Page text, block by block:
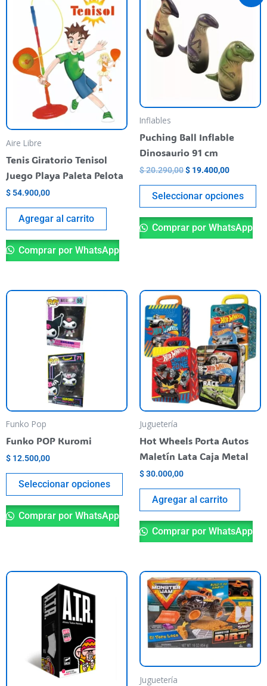
Aire Libre
Tenis Giratorio Tenisol
Juego Playa Paleta Pelota
$ 54.900,00
Agregar al carrito
Comprar por WhatsApp
Inflables
Puching Ball Inflable
Dinosaurio 91 cm
$20.290,00
$ 20.290,00.
$ 19.400,00
Seleccionar opciones
Comprar por WhatsApp
Funko Pop
Funko POP Kuromi
$ 12.500,00
Seleccionar opciones
This
product
multiple
variants.
options
may
chosen
page
Comprar por WhatsApp
Juguetería
Hot Wheels Porta Autos
Maletín Lata Caja Metal
$30.000,00
Agregar al carrito
Comprar por WhatsApp
Juguetería